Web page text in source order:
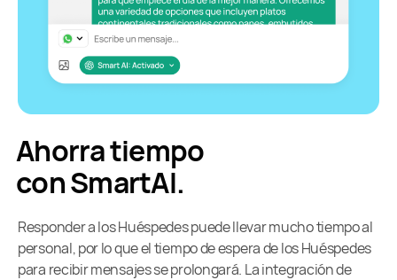
Ahorra tiempo
con SmartAI.
Responder a los Huéspedes puede llevar mucho tiempo al
personal, por lo que el tiempo de espera de los Huéspedes
para recibir mensajes se prolongará. La integración de